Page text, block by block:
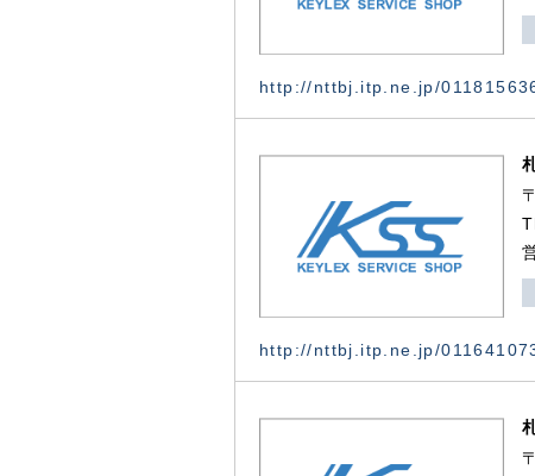
http://nttbj.itp.ne.jp/
http://nttbj.itp.ne.jp/